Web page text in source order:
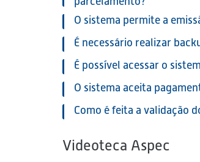
O sistema permite a
É necessário realizar
É possível acessar o
O sistema aceita
Como é feita a validação
Videoteca Aspec